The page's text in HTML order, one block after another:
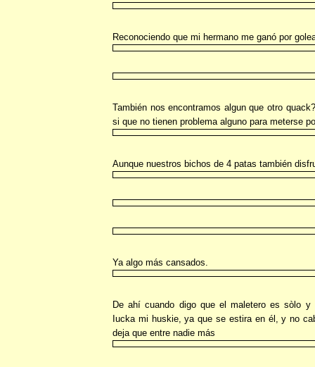
Reconociendo que mi hermano me ganó por
También nos encontramos algun que otro
si que no tienen problema alguno para meterse
Aunque nuestros bichos de 4 patas también
Ya algo más cansados.
De ahí cuando digo que el maletero es sòlo y
Iucka mi huskie, ya que se estira en él, y no
deja que entre nadie más